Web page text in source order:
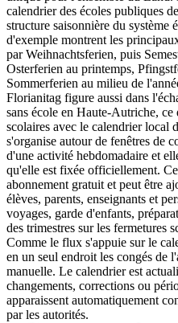
calendrier des écoles publiques
structure saisonnière du système
d'exemple montrent les
par Weihnachtsferien, puis
Osterferien au printemps,
Sommerferien au milieu de
Florianitag figure aussi dans
sans école en Haute-Autriche,
scolaires avec le calendrier local
s'organise autour de fenêtres de
d'une activité hebdomadaire et
qu'elle est fixée officiellement.
abonnement gratuit et peut être
élèves, parents, enseignants et
voyages, garde d'enfants,
des trimestres sur les fermetures
Comme le flux s'appuie sur le
en un seul endroit les congés de
manuelle. Le calendrier est
changements, corrections ou
apparaissent automatiquement
par les autorités.